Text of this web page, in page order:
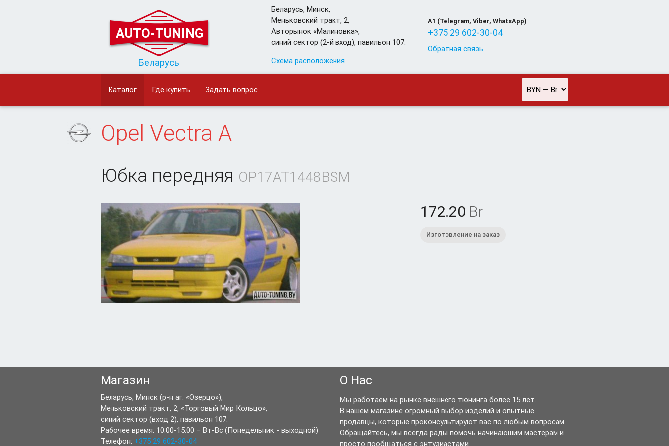
AUTO-TUNING
Беларусь
Беларусь,Минск,
Меньковский тракт, 2,
Авторынок «Малиновка»,
синий сектор (2-й вход), павильон 107.
Схема расположения
A1 (Telegram, Viber, WhatsApp)
+375 29 602-30-04
Обратная связь
Каталог Где купить Задать вопрос
Opel Vectra A
Юбка передняя OP17AT1448BSM
172.20 Br
Изготовление на заказ
Магазин
Беларусь, Минск(р-н аг. «Озерцо»),
Меньковский тракт, 2, «Торговый Мир Кольцо»,
синий сектор (вход 2), павильон 107.
Рабочее время: 10:00-15:00 – Вт-Вс (Понедельник - выходной)
Телефон: +375 29 602-30-04
О Нас
Мы работаем на рынке внешнего тюнинга более 15 лет.
В нашем магазине огромный выбор изделий и опытные
продавцы, которые проконсультируют вас по любым вопросам.
Обращайтесь, мы всегда рады помочь начинаюшим мастерам и
просто пообщаться с энтузиастами.